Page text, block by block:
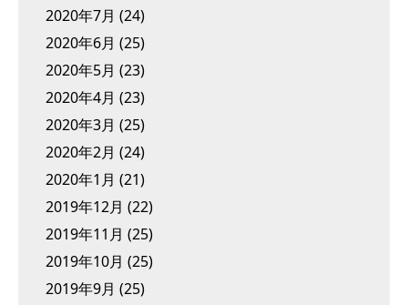
2020年7月 (24)
2020年6月 (25)
2020年5月 (23)
2020年4月 (23)
2020年3月 (25)
2020年2月 (24)
2020年1月 (21)
2019年12月 (22)
2019年11月 (25)
2019年10月 (25)
2019年9月 (25)